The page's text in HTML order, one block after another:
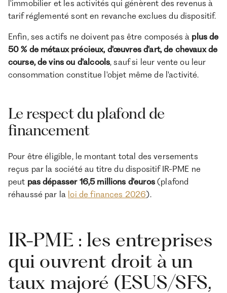
l'immobilier et les activités qui génèrent des revenus à
tarif réglementé sont en revanche exclues du dispositif.
Enfin, ses actifs ne doivent pas être composés à plus de
50 % de métaux précieux, d'œuvres d'art, de chevaux de
course, de vins ou d'alcools, sauf si leur vente ou leur
consommation constitue l'objet même de l'activité.
Le respect du plafond de
financement
Pour être éligible, le montant total des versements
reçus par la société au titre du dispositif IR-PME ne
peut pas dépasser 16,5 millions d'euros(plafond
réhaussé par la loi de finances 2026).
IR-PME : les entreprises
qui ouvrent droit à un
taux majoré (ESUS/SFS,